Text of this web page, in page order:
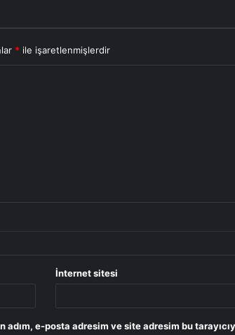
* ile işaretlenmişlerdir
İnternet sitesi
adım, e-posta adresim ve site adresim bu